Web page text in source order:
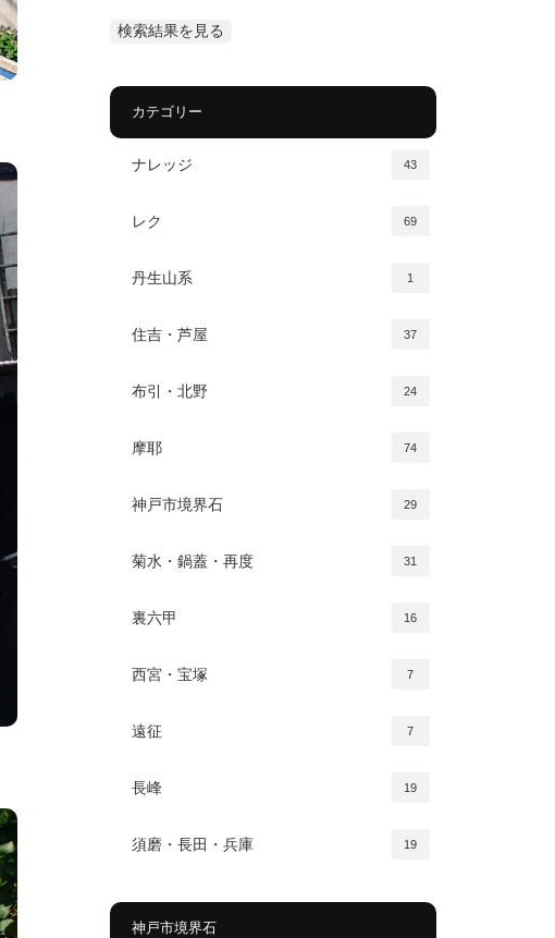
カテゴリー
ナレッジ 43
レク 69
丹生山系 1
住吉・芦屋 37
布引・北野 24
摩耶 74
神戸市境界石 29
菊水・鍋蓋・再度 31
裏六甲 16
西宮・宝塚 7
遠征 7
長峰 19
須磨・長田・兵庫 19
神戸市境界石